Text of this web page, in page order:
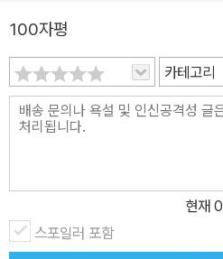
100자평
카테고리
현재 0
스포일러 포함